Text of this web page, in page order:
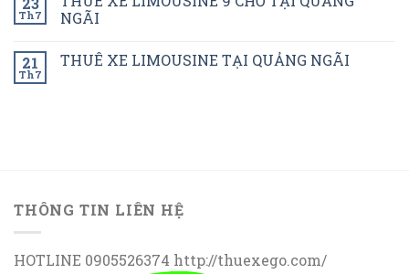
Th7
NGÃI
21
Th7
THUÊ XE LIMOUSINE TẠI QUẢNG NGÃI
THÔNG TIN LIÊN HỆ
HOTLINE 0905526374 http://thuexego.com/